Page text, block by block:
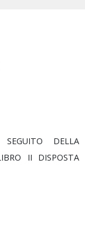
DELLA
II DISPOSTA